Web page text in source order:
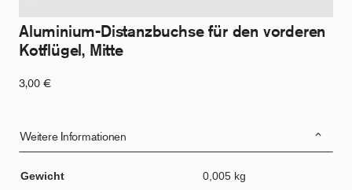
Aluminium-Distanzbuchse für den vorderen
Kotflügel, Mitte
3,00 €
Weitere Informationen
Gewicht
0,005 kg